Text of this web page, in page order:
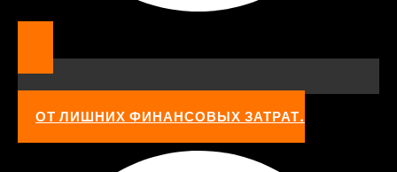
ОТ ЛИШНИХ ФИНАНСОВЫХ ЗАТРАТ.